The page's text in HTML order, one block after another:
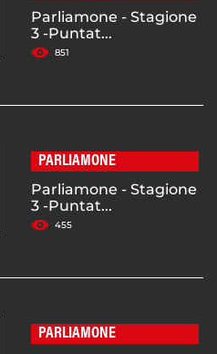
Parliamone - Stagione
3 -Puntat...
851
PARLIAMONE
Parliamone - Stagione
3 -Puntat...
455
PARLIAMONE